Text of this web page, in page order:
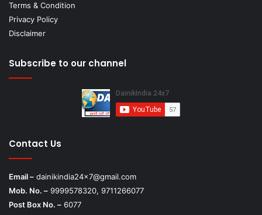
Terms & Condition
Privacy Policy
Disclaimer
Subscribe to our channel
Contact Us
Email – dainikindia24x7@gmail.com
Mob. No. – 9999578320, 9711266077
Post Box No. – 6077